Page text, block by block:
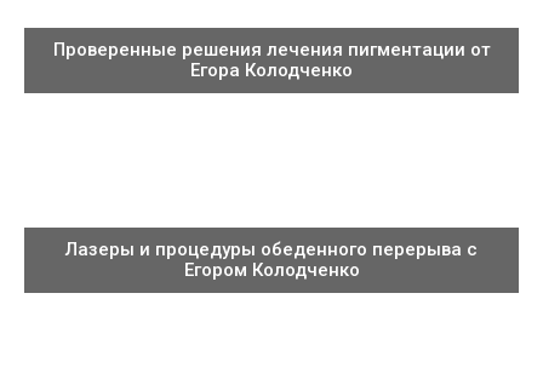
Проверенные решения лечения пигментации от
Егора Колодченко
Лазеры и процедуры обеденного перерыва с
Егором Колодченко